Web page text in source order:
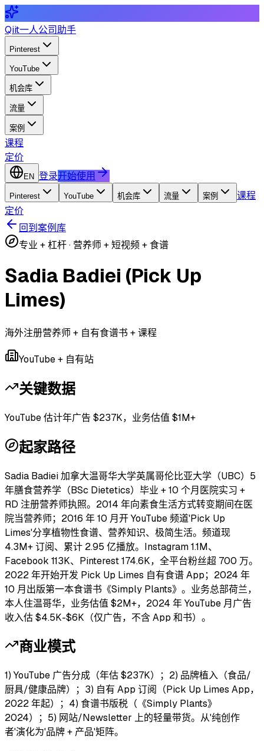
Qiit一人公司助手
Pinterest
YouTube
机会库
流量
案例
课程
定价
EN 登录开始使用
Pinterest YouTube 机会库 流量 案例
课程
定价
回到案例库
专业 + 杠杆· 营养师 + 短视频 + 食谱
Sadia Badiei (Pick Up
Limes)
海外注册营养师 + 自有食谱书 + 课程
YouTube + 自有站
关键数据
YouTube 估计年广告 $237K，业务估值 $1M+
起家路径
Sadia Badiei 加拿大温哥华大学英属哥伦比亚大学（UBC）5
年膳食营养学（BSc Dietetics）毕业 + 10 个月医院实习 +
RD 注册营养师执照。2014 年向素食生活方式转变期间在医
院当营养师；2016 年 10 月开 YouTube 频道'Pick Up
Limes'分享植物性食谱、营养知识、极简生活。频道现
4.3M+ 订阅、累计 2.95 亿播放。Instagram 1.1M、
Facebook 113K、Pinterest 174.6K，全平台粉丝超 700 万。
2022 年开始开发 Pick Up Limes 自有食谱 App；2024 年
10 月出版第一本食谱书《Simply Plants》。业务总部荷兰，
本人住温哥华，业务估值 $2M+，2024 年 YouTube 月广告
收入估 $4.5K-$6K（仅广告，不含 App 和书）。
商业模式
1) YouTube 广告分成（年估 $237K）；2) 品牌植入（食品/
厨具/健康品牌）；3) 自有 App 订阅（Pick Up Limes App，
2022 年起）；4) 食谱书版税（《Simply Plants》
2024）；5) 网站/Newsletter 上的轻量带货。从'纯创作
者'演化为'品牌 + 产品'矩阵。